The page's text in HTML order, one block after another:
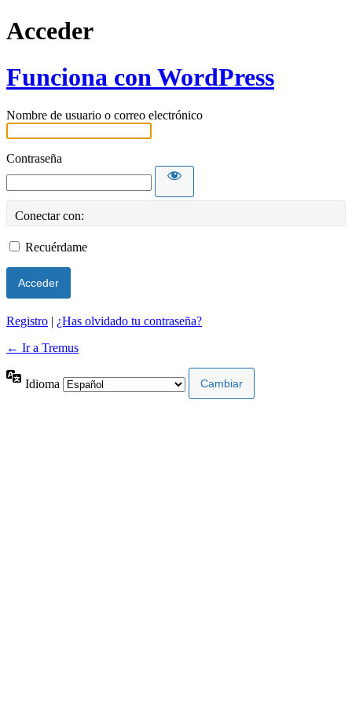
Acceder
Funciona con WordPress
Nombre de usuario o correo electrónico
Contraseña
Conectar con:
Recuérdame
Registro | ¿Has olvidado tu contraseña?
← Ir a Tremus
Idioma